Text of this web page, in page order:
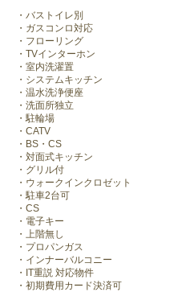
バストイレ別
ガスコンロ対応
フローリング
TVインターホン
室内洗濯置
システムキッチン
温水洗浄便座
洗面所独立
駐輪場
CATV
BS・CS
対面式キッチン
グリル付
ウォークインクロゼット
駐車2台可
CS
電子キー
上階無し
プロパンガス
インナーバルコニー
IT重説 対応物件
初期費用カード決済可